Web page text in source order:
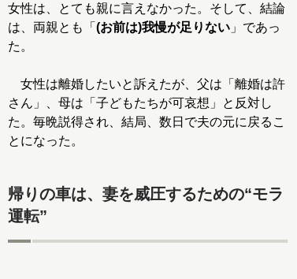
女性は、とても親に言えなかった。そして、結論
は、両親とも「 (お前は)我慢が足りない 」であっ
た。
女性は離婚したいと訴えたが、父は「離婚は許
さん」、母は「子どもたちが可哀想」と反対し
た。毎晩説得され、結局、数日で夫の元に戻るこ
とになった。
帰りの車は、妻を威圧するための“モラ
運転”